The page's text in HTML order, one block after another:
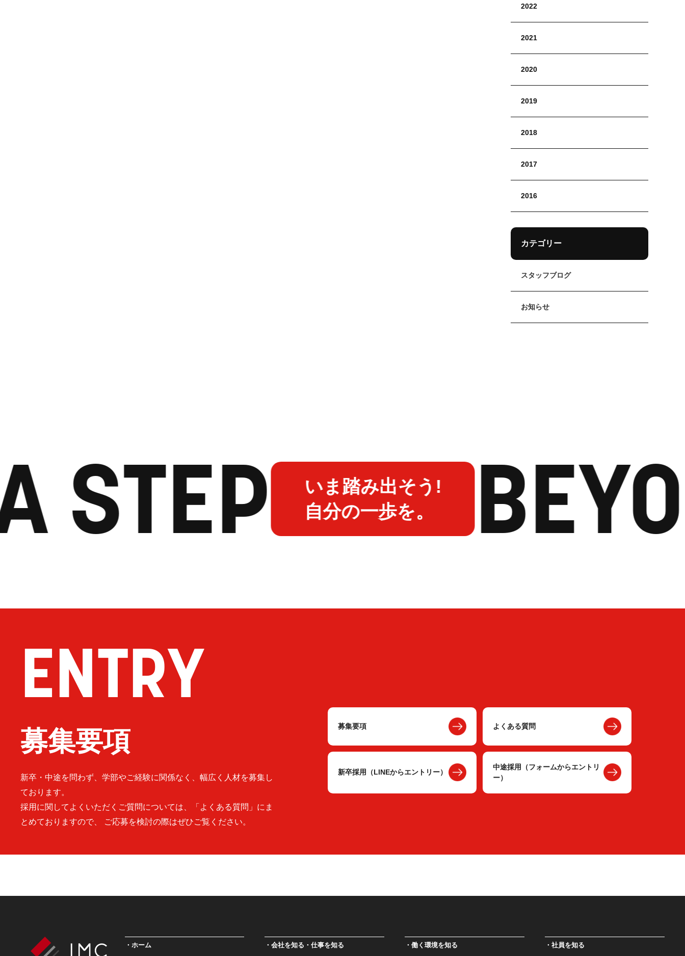
2022
2021
2020
2019
2018
2017
2016
カテゴリー
スタッフブログ
お知らせ
STEP
いま踏み出そう!
自分の一歩を。
ENTRY
募集要項
新卒・中途を問わず、学部やご経験に関係なく、幅広く人材を募集し
ております。
採用に関してよくいただくご質問については、「よくある質問」にま
とめておりますので、 ご応募を検討の際はぜひご覧ください。
募集要項 よくある質問
新卒採用（LINEからエントリー）
中途採用（フォームからエントリ
ー）
ホーム 会社を知る・仕事を知る 働く環境を知る 社員を知る